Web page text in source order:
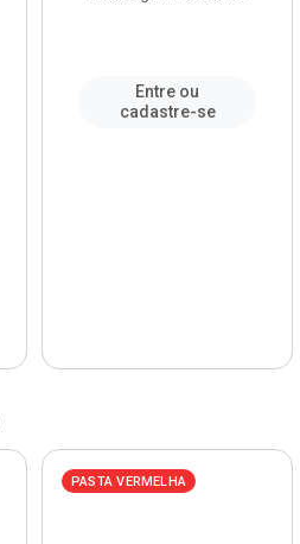
Entre ou
cadastre-se
PASTA VERMELHA